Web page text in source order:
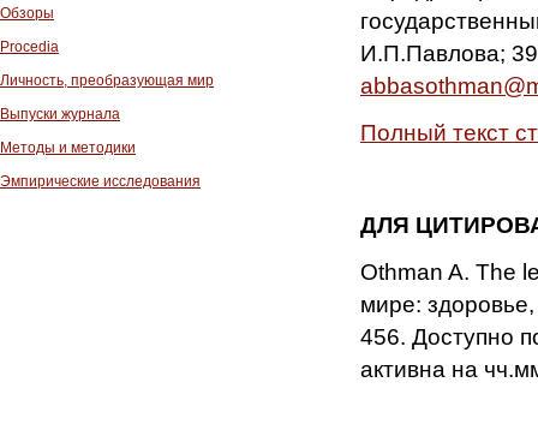
Обзоры
Procedia
Личность, преобразующая мир
Выпуски журнала
Методы и методики
Эмпирические исследования
И.П.Павлова;
Полный текст
ДЛЯ
Othman A. The
мире:
456. Доступно
активна на